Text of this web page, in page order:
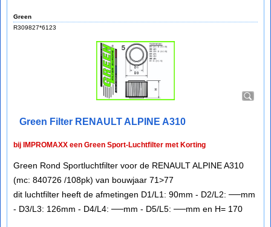
Green
R309827*6123
Green Filter RENAULT ALPINE A310
bij IMPROMAXX een Green Sport-Luchtfilter met Korting
Green Rond Sportluchtfilter voor de RENAULT ALPINE A310
(mc: 840726 /108pk) van bouwjaar 71>77
dit luchtfilter heeft de afmetingen D1/L1: 90mm - D2/L2: ──mm
- D3/L3: 126mm - D4/L4: ──mm - D5/L5: ──mm en H= 170